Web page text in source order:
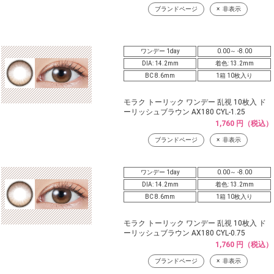
ブランドページ 非表示
ワンデー 1day
0.00～ -8.00
DIA: 14.2mm
着色: 13.2mm
BC 8.6mm
1箱 10枚入り
モラク トーリック ワンデー 乱視 10枚入 ド
ーリッシュブラウン AX180 CYL-1.25
1,760 円（税込）
ブランドページ 非表示
ワンデー 1day
0.00～ -8.00
DIA: 14.2mm
着色: 13.2mm
BC 8.6mm
1箱 10枚入り
モラク トーリック ワンデー 乱視 10枚入 ド
ーリッシュブラウン AX180 CYL-0.75
1,760 円（税込）
ブランドページ 非表示